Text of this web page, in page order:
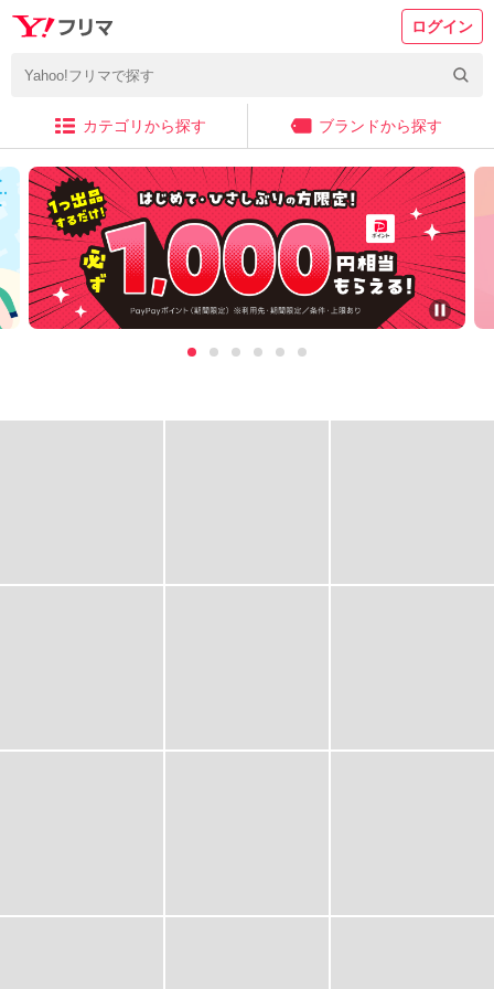
ログイン
カテゴリから探す ブランドから探す